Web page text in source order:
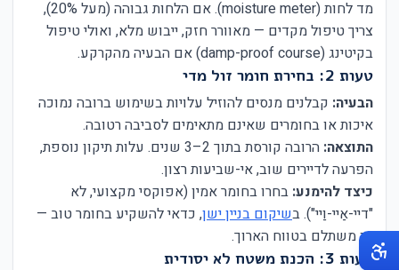
מד לחות (moisture meter). אם הלחות גבוהה (מעל 20%),
צריך טיפול מקדים — מאוורר חזק, ייבוש מלא, ואולי טיפול
בקיטינג (damp-proof course) אם הבעיה מהקרקע.
טעות 2: בחירת חומר זול מדי
הבעיה: קבלנים מנסים להוזיל עלויות בשימוש ברובה נמוכה
איכות או בחומרים שאינם מתאימים לסביבה רטובה.
התוצאה:
הרובה קורסת בתוך 2–3 שנים. עלות תיקון נוספת,
הפרעה לדיירים שוב, אי-שביעות רצון.
כיצד להימנע: בחרו בחומר אמין (אפוקסי מקצועי, לא
"דיי-אַיי-וַיי"). בשיקום בניין ישן, כדאי להשקיע בחומר טוב —
זה משתלם בטווח הארוך.
טעות 3: הכנת משטח לא יסודית